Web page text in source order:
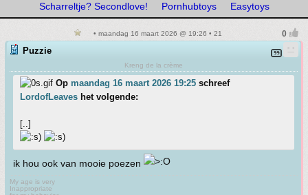
Scharreltje? Secondlove! Pornhubtoys Easytoys
• maandag 16 maart 2026 @ 19:26 • 21
Puzzie
Kreng de la crème
Op maandag 16 maart 2026 19:25 schreef
LordofLeaves het volgende:
[..]
ik hou ook van mooie poezen
My age is very
Inappropriate